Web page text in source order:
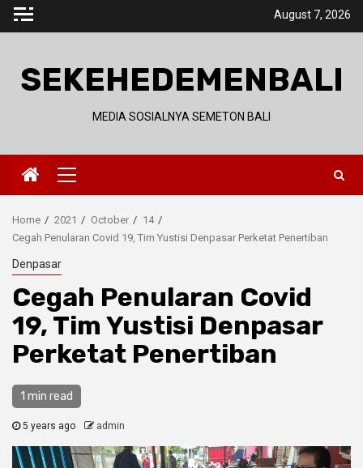
Skip
August 7, 2026
SEKEHEDEMENBALI
MEDIA SOSIALNYA SEMETON BALI
Primary
Menu
Home 2021 October
14
Cegah Penularan Covid 19, Tim Yustisi Denpasar Perketat Penertiban
Denpasar
Cegah Penularan Covid
19, Tim Yustisi Denpasar
Perketat Penertiban
1 min read
5 years ago admin